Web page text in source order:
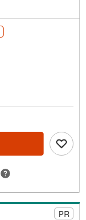
PR